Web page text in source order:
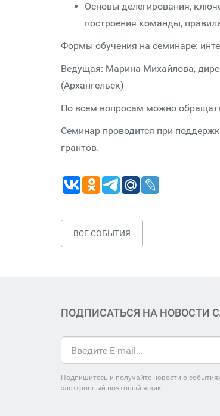
Основы делегирования,
построения команды,
Формы обучения на семинаре:
Ведущая: Марина Михайлова,
(Архангельск)
По всем вопросам можно
Семинар проводится при
грантов.
ВСЕ СОБЫТИЯ
ПОДПИСАТЬСЯ НА НОВОСТИ
Подпишитесь и получайте новости о
электронный почтовый ящик.